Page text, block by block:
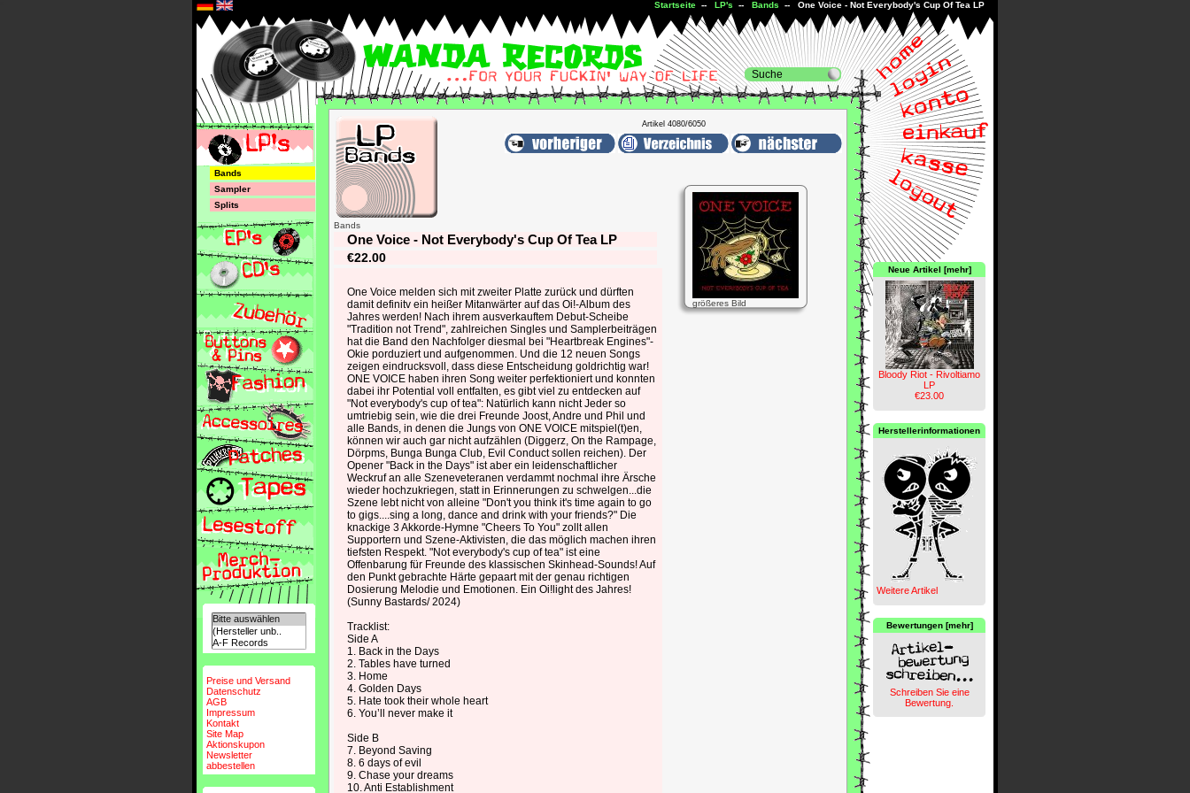
Startseite -- LP's -- Bands -- One Voice - Not Everybody's Cup Of Tea LP
Bands
Sampler
Splits
Preise und Versand
Datenschutz
AGB
Impressum
Kontakt
Site Map
Aktionskupon
Newsletter
abbestellen
Neue Artikel [mehr]
Bloody Riot - Rivoltiamo
LP
€23.00
Herstellerinformationen
Weitere Artikel
Bewertungen [mehr]
Schreiben Sie eine
Bewertung.
Bands
Artikel 4080/6050
größeres Bild
One Voice - Not Everybody's Cup Of Tea LP
€22.00
One Voice melden sich mit zweiter Platte zurück und dürften
damit definitv ein heißer Mitanwärter auf das Oi!-Album des
Jahres werden! Nach ihrem ausverkauftem Debut-Scheibe
"Tradition not Trend", zahlreichen Singles und Samplerbeiträgen
hat die Band den Nachfolger diesmal bei "Heartbreak Engines"-
Okie porduziert und aufgenommen. Und die 12 neuen Songs
zeigen eindrucksvoll, dass diese Entscheidung goldrichtig war!
ONE VOICE haben ihren Song weiter perfektioniert und konnten
dabei ihr Potential voll entfalten, es gibt viel zu entdecken auf
"Not everybody's cup of tea": Natürlich kann nicht Jeder so
umtriebig sein, wie die drei Freunde Joost, Andre und Phil und
alle Bands, in denen die Jungs von ONE VOICE mitspiel(t)en,
können wir auch gar nicht aufzählen (Diggerz, On the Rampage,
Dörpms, Bunga Bunga Club, Evil Conduct sollen reichen). Der
Opener "Back in the Days" ist aber ein leidenschaftlicher
Weckruf an alle Szeneveteranen verdammt nochmal ihre Ärsche
wieder hochzukriegen, statt in Erinnerungen zu schwelgen...die
Szene lebt nicht von alleine "Don't you think it's time again to go
to gigs....sing a long, dance and drink with your friends?" Die
knackige 3 Akkorde-Hymne "Cheers To You" zollt allen
Supportern und Szene-Aktivisten, die das möglich machen ihren
tiefsten Respekt. "Not everybody's cup of tea" ist eine
Offenbarung für Freunde des klassischen Skinhead-Sounds! Auf
den Punkt gebrachte Härte gepaart mit der genau richtigen
Dosierung Melodie und Emotionen. Ein Oi!light des Jahres!
(Sunny Bastards/ 2024)
Tracklist:
Side A
1. Back in the Days
2. Tables have turned
3. Home
4. Golden Days
5. Hate took their whole heart
6. You’ll never make it
Side B
7. Beyond Saving
8. 6 days of evil
9. Chase your dreams
10. Anti Establishment